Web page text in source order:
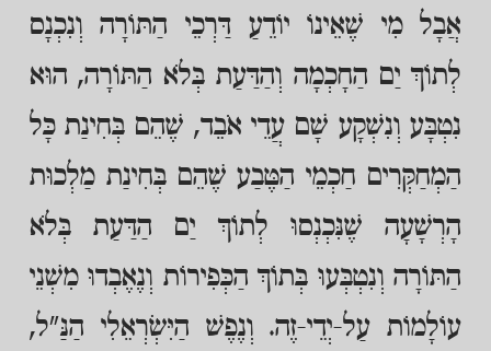
אֲבָל מִי שֶׁאֵינוֹ יוֹדֵעַ דַּרְכֵי הַתּוֹרָה וְנִכְנָס
לְתוֹךְ יַם הַחָכְמָה וְהַדַּעַת בְּלֹא הַתּוֹרָה, הוּא
נִטְבָּע וְנִשְׁקָע שָׁם עֲדֵי אֹבֵד, שֶׁהֵם בְּחִינַת כָּל
הַמְחַקְּרִים חַכְמֵי הַטֶּבַע שֶׁהֵם בְּחִינַת מַלְכוּת
הָרְשָׁעָה שֶׁנִּכְנְסוּ לְתוֹךְ יַם הַדַּעַת בְּלֹא
הַתּוֹרָה וְנִטְבְּעוּ בְּתוֹךְ הַכְּפִירוֹת וְנֶאֶבְדוּ מִשְׁנֵי
עוֹלָמוֹת עַל-יְדֵי-זֶה. וְנֶפֶשׁ הַיִּשְׂרְאֵלִי הַנַּ"ל,